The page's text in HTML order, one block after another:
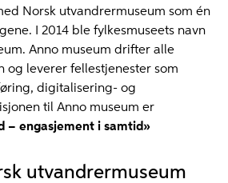
Norsk utvandrermuseum som én
I 2014 ble fylkesmuseets navn
Anno museum drifter alle
og leverer fellestjenester som
digitalisering- og
til Anno museum er
– engasjement i samtid»
utvandrermuseum